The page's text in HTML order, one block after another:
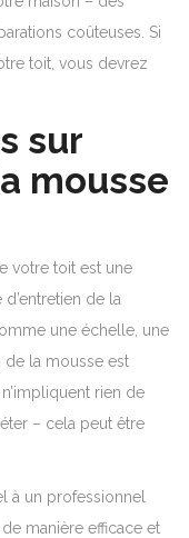
coûteuses. Si
toit, vous devrez
sur
mousse
votre toit est une
de la
une échelle, une
de la mousse est
rien de
– cela peut être
à un professionnel
manière efficace et